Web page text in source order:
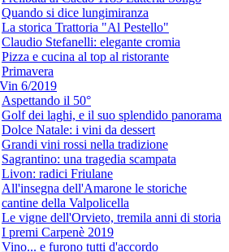
Quando si dice lungimiranza
La storica Trattoria "Al Pestello"
Claudio Stefanelli: elegante cromia
Pizza e cucina al top al ristorante
Primavera
6/2019
Aspettando il 50°
Golf dei laghi, e il suo splendido panorama
Dolce Natale: i vini da dessert
Grandi vini rossi nella tradizione
Sagrantino: una tragedia scampata
Livon: radici Friulane
All'insegna dell'Amarone le storiche
cantine della Valpolicella
Le vigne dell'Orvieto, tremila anni di storia
I premi Carpenè 2019
Vino... e furono tutti d'accordo